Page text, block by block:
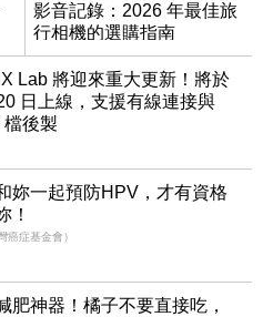
影音記錄：2026 年最佳旅
行相機的選購指南
Lab 將迎來重大更新！將於
日上線，支援有線連接與
檔後製
妳一起預防HPV，才有資格
！
癌症基金會）
肥神器！橘子不要直接吃，